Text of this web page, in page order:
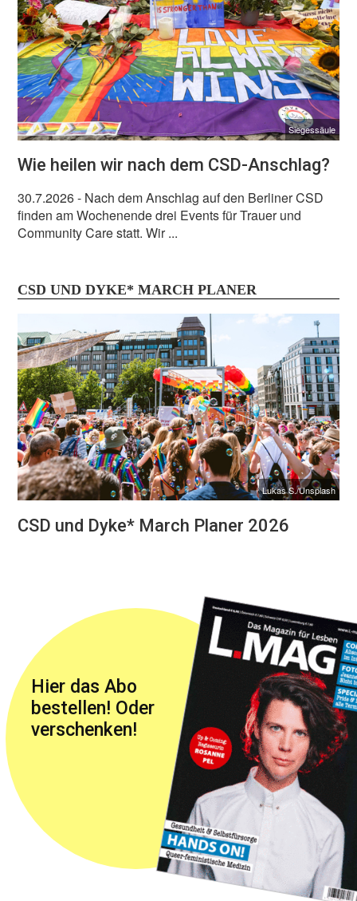
Siegessäule
Wie heilen wir nach dem CSD-Anschlag?
30.7.2026- Nach dem Anschlag auf den Berliner CSD
finden am Wochenende drei Events für Trauer und
Community Care statt. Wir ...
CSD UND DYKE* MARCH PLANER
Lukas S./Unsplash
CSD und Dyke* March Planer 2026
Hier das Abo
bestellen! Oder
verschenken!